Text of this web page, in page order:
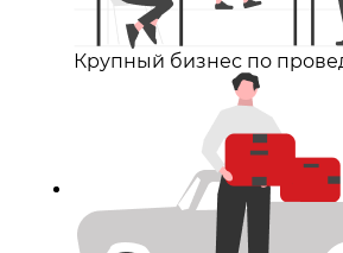
Крупный бизнес по